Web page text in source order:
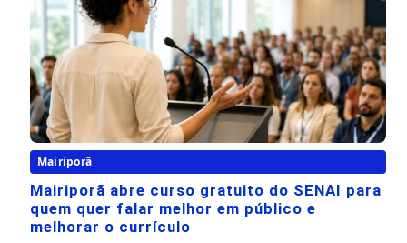
Mairiporã
Mairiporã abre curso gratuito do SENAI para
quem quer falar melhor em público e
melhorar o currículo